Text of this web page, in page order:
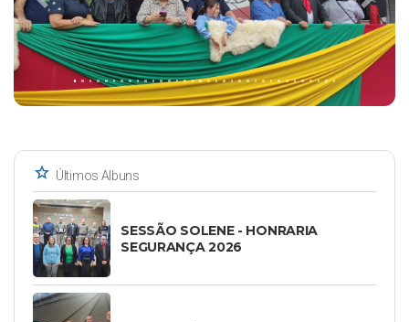
Previous Next
star Últimos Albuns
SESSÃO SOLENE - HONRARIA
SEGURANÇA 2026